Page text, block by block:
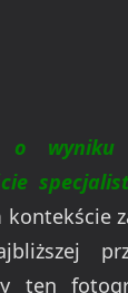
o wyniku
kontekście
ten